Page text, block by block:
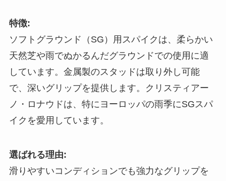
特徴:
ソフトグラウンド（SG）用スパイクは、柔らかい
天然芝や雨でぬかるんだグラウンドでの使用に適
しています。金属製のスタッドは取り外し可能
で、深いグリップを提供します。クリスティアー
ノ・ロナウドは、特にヨーロッパの雨季にSGスパ
イクを愛用しています。
選ばれる理由:
滑りやすいコンディションでも強力なグリップを